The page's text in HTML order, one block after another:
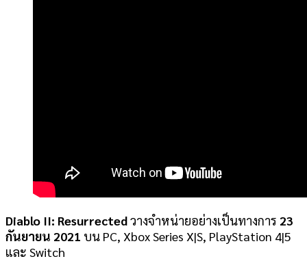
Diablo II: Resurrectedวางจำหน่ายอย่างเป็นทางการ 23
กันยายน 2021 บน PC, Xbox Series X|S, PlayStation 4|5
และ Switch